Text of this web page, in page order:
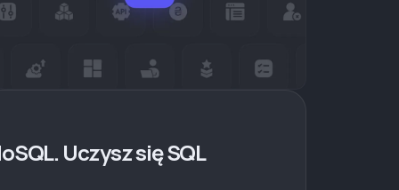
Uczysz się SQL